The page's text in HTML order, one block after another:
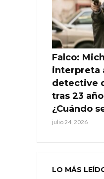
Falco:
interpreta
detective
tras 23
¿Cuándo
julio 24, 2026
LO MÁS